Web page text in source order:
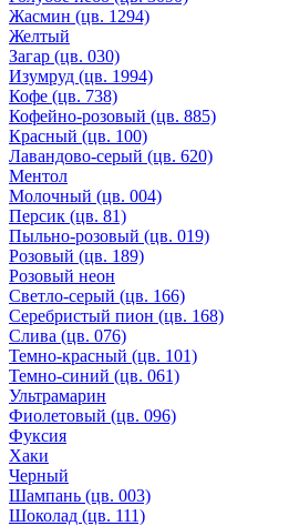
Жасмин (цв. 1294)
Желтый
Загар (цв. 030)
Изумруд (цв. 1994)
Кофе (цв. 738)
Кофейно-розовый (цв. 885)
Красный (цв. 100)
Лавандово-серый (цв. 620)
Ментол
Молочный (цв. 004)
Персик (цв. 81)
Пыльно-розовый (цв. 019)
Розовый (цв. 189)
Розовый неон
Светло-серый (цв. 166)
Серебристый пион (цв. 168)
Слива (цв. 076)
Темно-красный (цв. 101)
Темно-синий (цв. 061)
Ультрамарин
Фиолетовый (цв. 096)
Фуксия
Хаки
Черный
Шампань (цв. 003)
Шоколад (цв. 111)